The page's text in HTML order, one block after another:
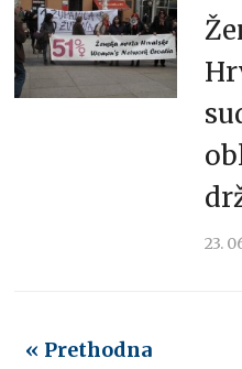
23.
« Prethodna